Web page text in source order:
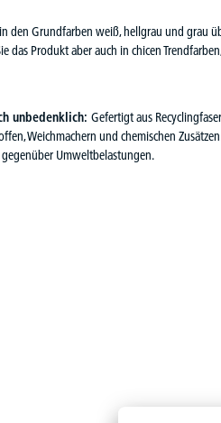
den Grundfarben weiß, hellgrau und grau
das Produkt aber auch in chicen
unbedenklich: Gefertigt aus
Weichmachern und chemischen
Umweltbelastungen.